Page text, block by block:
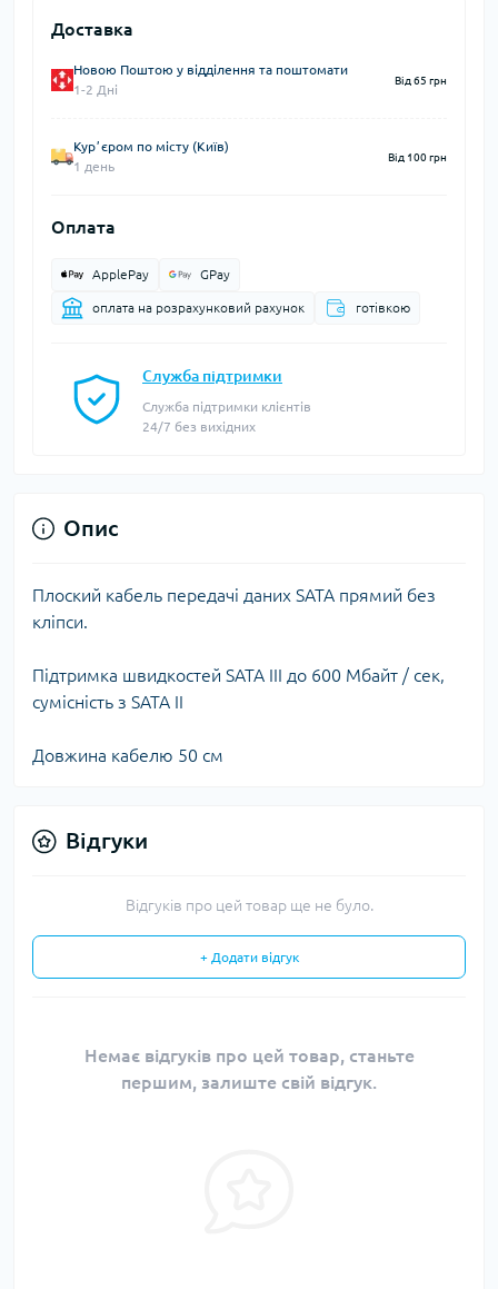
Доставка
Новою Поштою у відділення та поштомати
1-2 Дні
Від 65 грн
Курʼєром по місту (Київ)
1 день
Від 100 грн
Оплата
ApplePay GPay
оплата на розрахунковий рахунок готівкою
Служба підтримки
Служба підтримки клієнтів
24/7 без вихідних
Опис
Плоский кабель передачі даних SATA прямий без
кліпси.
Підтримка швидкостей SATA III до 600 Мбайт / сек,
сумісність з SATA II
Довжина кабелю 50 см
Відгуки
Відгуків про цей товар ще не було.
+ Додати відгук
Немає відгуків про цей товар, станьте
першим, залиште свій відгук.